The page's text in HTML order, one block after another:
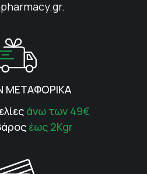
ΜΕΤΑΦΟΡΙΚΑ
άνω των 49€
έως 2Kgr